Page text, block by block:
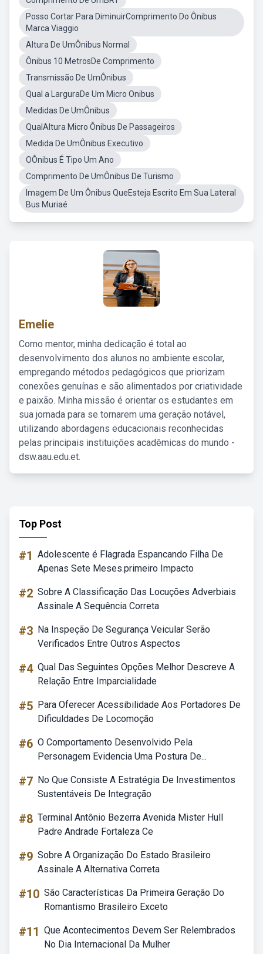
Posso Cortar Para DiminuirComprimento Do Ônibus
Marca Viaggio
Altura De UmÔnibus Normal
Ônibus 10 MetrosDe Comprimento
Transmissão De UmÔnibus
Qual a LarguraDe Um Micro Onibus
Medidas De UmÔnibus
QualAltura Micro Ônibus De Passageiros
Medida De UmÔnibus Executivo
OÔnibus É Tipo Um Ano
Comprimento De UmÔnibus De Turismo
Imagem De Um Ônibus QueEsteja Escrito Em Sua Lateral
Bus Muriaé
Emelie
Como mentor, minha dedicação é total ao
desenvolvimento dos alunos no ambiente escolar,
empregando métodos pedagógicos que priorizam
conexões genuínas e são alimentados por criatividade
e paixão. Minha missão é orientar os estudantes em
sua jornada para se tornarem uma geração notável,
utilizando abordagens educacionais reconhecidas
pelas principais instituições acadêmicas do mundo -
dsw.aau.edu.et.
Top Post
#1 Adolescente é Flagrada Espancando Filha De
Apenas Sete Meses.primeiro Impacto
#2 Sobre A Classificação Das Locuções Adverbiais
Assinale A Sequência Correta
#3 Na Inspeção De Segurança Veicular Serão
Verificados Entre Outros Aspectos
#4 Qual Das Seguintes Opções Melhor Descreve A
Relação Entre Imparcialidade
#5 Para Oferecer Acessibilidade Aos Portadores De
Dificuldades De Locomoção
#6 O Comportamento Desenvolvido Pela
Personagem Evidencia Uma Postura De...
#7 No Que Consiste A Estratégia De Investimentos
Sustentáveis De Integração
#8 Terminal Antônio Bezerra Avenida Mister Hull
Padre Andrade Fortaleza Ce
#9 Sobre A Organização Do Estado Brasileiro
Assinale A Alternativa Correta
#10 São Características Da Primeira Geração Do
Romantismo Brasileiro Exceto
#11 Que Acontecimentos Devem Ser Relembrados
No Dia Internacional Da Mulher